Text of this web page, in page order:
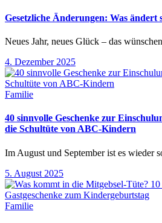
Gesetzliche Änderungen: Was ändert
Neues Jahr, neues Glück – das
4. Dezember 2025
Familie
40 sinnvolle Geschenke zur
die Schultüte von ABC-Kindern
Im August und September ist es wieder
5. August 2025
Familie